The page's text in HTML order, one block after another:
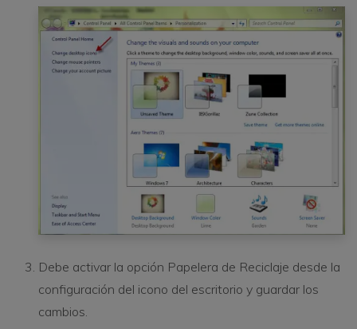
Debe activar la opción Papelera de Reciclaje desde la
configuración del icono del escritorio y guardar los
cambios.